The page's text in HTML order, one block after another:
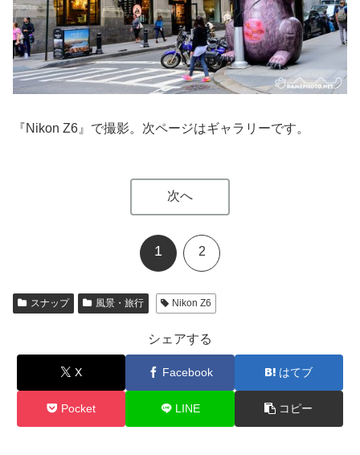
『Nikon Z6』で撮影。次ページはギャラリーです。
次へ
1 2
スナップ 風景・旅行 Nikon Z6
シェアする
X Facebook はてブ
Pocket LINE コピー